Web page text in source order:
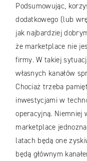
Podsumowując,
dodatkowego (lub
jak najbardziej
że marketplace nie
firmy. W takiej
własnych kanałów
Chociaż trzeba
inwestycjami w
operacyjną. Niemniej
marketplace
latach będą one
będą głównym